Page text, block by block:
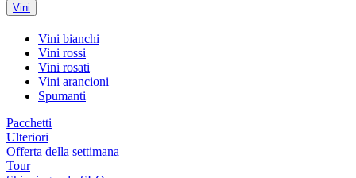
Vini
Vini bianchi
Vini rossi
Vini rosati
Vini arancioni
Spumanti
Pacchetti
Ulteriori
Offerta della settimana
Tour